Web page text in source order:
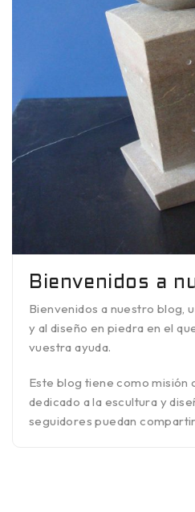
Bienvenidos a
Bienvenidos a nuestro blog,
y al diseño en piedra en el
vuestra ayuda.
Este blog tiene como misión
dedicado a la escultura y
seguidores puedan